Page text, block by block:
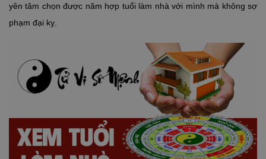
yên tâm chọn được năm hợp tuổi làm nhà với mình mà không sợ
phạm đại kỵ.